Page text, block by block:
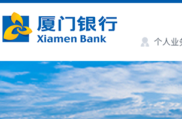
个人业